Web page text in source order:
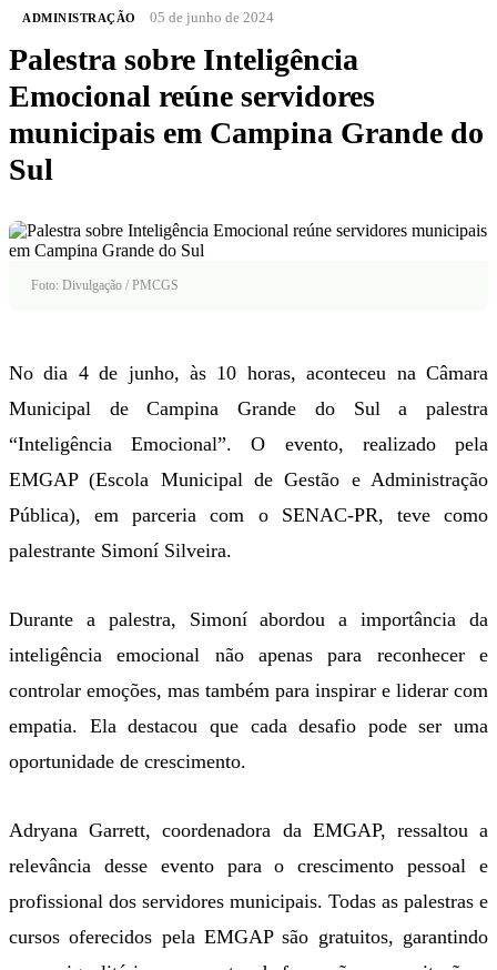
ADMINISTRAÇÃO 05 de junho de 2024
Palestra sobre Inteligência
Emocional reúne servidores
municipais em Campina Grande do
Sul
Foto: Divulgação / PMCGS
No dia 4 de junho, às 10 horas, aconteceu na Câmara
Municipal de Campina Grande do Sul a palestra
“Inteligência Emocional”. O evento, realizado pela
EMGAP (Escola Municipal de Gestão e Administração
Pública), em parceria com o SENAC-PR, teve como
palestrante Simoní Silveira.
Durante a palestra, Simoní abordou a importância da
inteligência emocional não apenas para reconhecer e
controlar emoções, mas também para inspirar e liderar com
empatia. Ela destacou que cada desafio pode ser uma
oportunidade de crescimento.
Adryana Garrett, coordenadora da EMGAP, ressaltou a
relevância desse evento para o crescimento pessoal e
profissional dos servidores municipais. Todas as palestras e
cursos oferecidos pela EMGAP são gratuitos, garantindo